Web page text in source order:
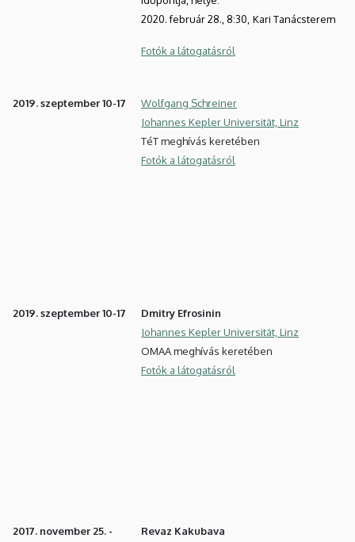
2020. február 28., 8:30, Kari Tanácsterem
Fotók a látogatásról
2019. szeptember 10-17
Wolfgang Schreiner
Johannes Kepler Universität, Linz
TéT meghívás keretében
Fotók a látogatásról
2019. szeptember 10-17
Dmitry Efrosinin
Johannes Kepler Universität, Linz
OMAA meghívás keretében
Fotók a látogatásról
2017. november 25. -
Revaz Kakubava